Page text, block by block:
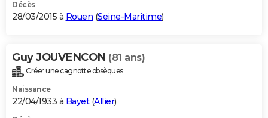
Décès
28/03/2015 à Rouen (Seine-Maritime)
Guy JOUVENCON (81 ans)
Créer une cagnotte obsèques
Naissance
22/04/1933 à Bayet(Allier)